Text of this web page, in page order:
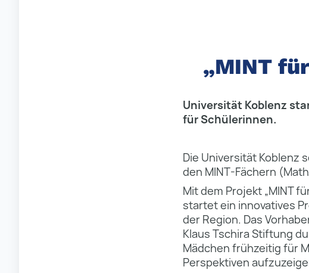
„MINT
Universität Koblenz
für Schülerinnen.
Die Universität Koblenz
den MINT-Fächern
Mit dem Projekt „MINT
startet ein innovatives
der Region. Das
Klaus Tschira Stiftung
Mädchen frühzeitig für
Perspektiven